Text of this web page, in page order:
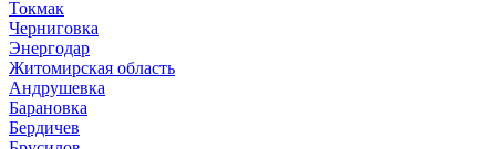
Токмак
Черниговка
Энергодар
Житомирская область
Андрушевка
Барановка
Бердичев